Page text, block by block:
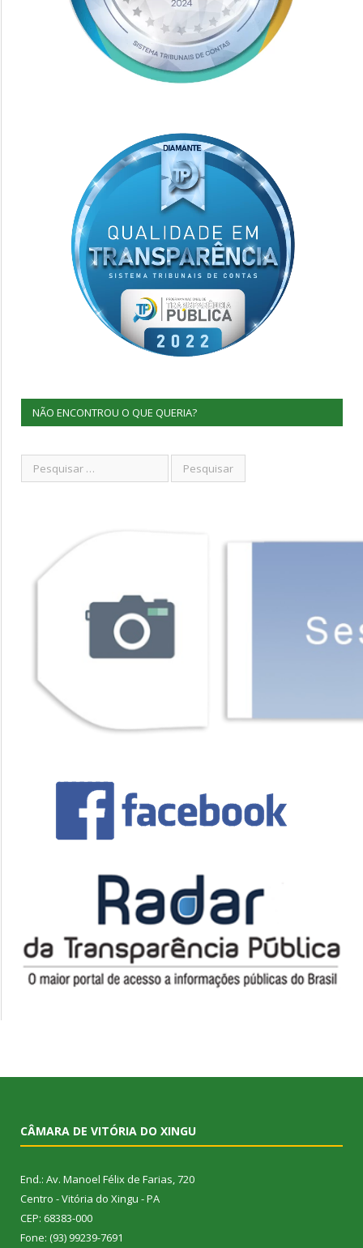
NÃO ENCONTROU O QUE QUERIA?
CÂMARA DE VITÓRIA DO XINGU
End.: Av. Manoel Félix de Farias, 720
Centro - Vitória do Xingu - PA
CEP: 68383-000
Fone: (93) 99239-7691